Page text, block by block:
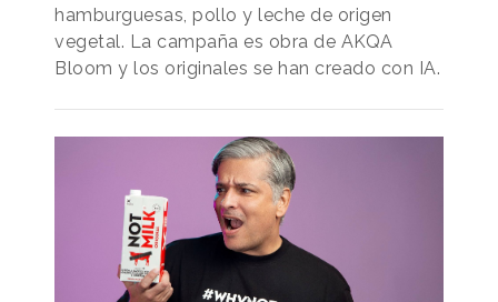
hamburguesas, pollo y leche de origen
vegetal. La campaña es obra de AKQA
Bloom y los originales se han creado con IA.